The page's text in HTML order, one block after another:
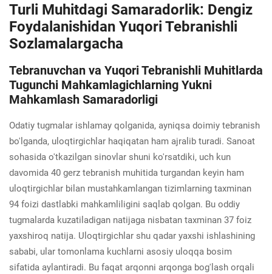
Turli Muhitdagi Samaradorlik: Dengiz
Foydalanishidan Yuqori Tebranishli
Sozlamalargacha
Tebranuvchan va Yuqori Tebranishli Muhitlarda
Tugunchi Mahkamlagichlarning Yukni
Mahkamlash Samaradorligi
Odatiy tugmalar ishlamay qolganida, ayniqsa doimiy tebranish
bo'lganda, uloqtirgichlar haqiqatan ham ajralib turadi. Sanoat
sohasida o'tkazilgan sinovlar shuni ko'rsatdiki, uch kun
davomida 40 gerz tebranish muhitida turgandan keyin ham
uloqtirgichlar bilan mustahkamlangan tizimlarning taxminan
94 foizi dastlabki mahkamliligini saqlab qolgan. Bu oddiy
tugmalarda kuzatiladigan natijaga nisbatan taxminan 37 foiz
yaxshiroq natija. Uloqtirgichlar shu qadar yaxshi ishlashining
sababi, ular tomonlama kuchlarni asosiy uloqqa bosim
sifatida aylantiradi. Bu faqat arqonni arqonga bog'lash orqali